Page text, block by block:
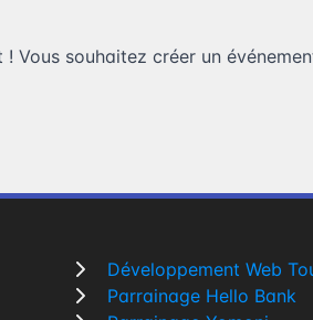
! Vous souhaitez créer un
Développement Web
Parrainage Hello Bank